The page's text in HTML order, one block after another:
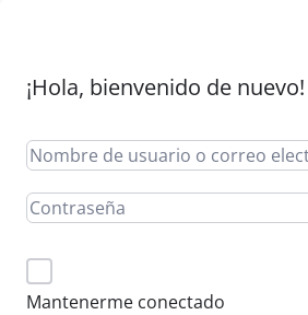
¡Hola, bienvenido de nuevo!
Mantenerme conectado